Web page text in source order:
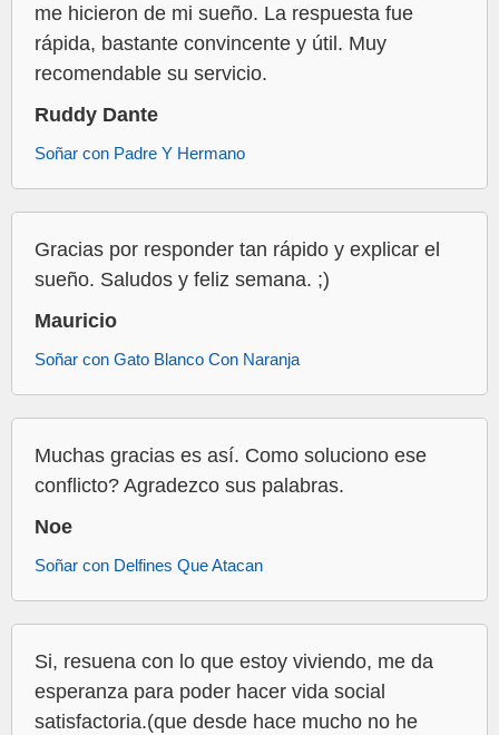
me hicieron de mi sueño. La respuesta fue
rápida, bastante convincente y útil. Muy
recomendable su servicio.
Ruddy Dante
Soñar con Padre Y Hermano
Gracias por responder tan rápido y explicar el
sueño. Saludos y feliz semana. ;)
Mauricio
Soñar con Gato Blanco Con Naranja
Muchas gracias es así. Como soluciono ese
conflicto? Agradezco sus palabras.
Noe
Soñar con Delfines Que Atacan
Si, resuena con lo que estoy viviendo, me da
esperanza para poder hacer vida social
satisfactoria.(que desde hace mucho no he